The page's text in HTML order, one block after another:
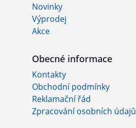
Novinky
Výprodej
Akce
Obecné informace
Kontakty
Obchodní podmínky
Reklamační řád
Zpracování osobních údajů